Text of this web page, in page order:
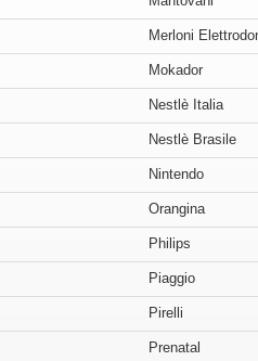
Merloni
Mokador
Nestlè Italia
Nestlè Brasile
Nintendo
Orangina
Philips
Piaggio
Pirelli
Prenatal